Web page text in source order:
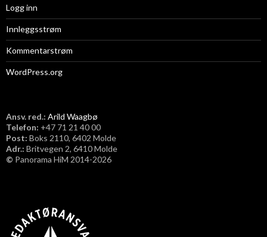
Logg inn
Innleggsstrøm
Kommentarstrøm
WordPress.org
Ansv. red.: Arild Waagbø
Telefon: ​+47 71 21 40 00
Post: Boks 2110, 6402 Molde
Adr.: Britvegen 2, 6410 Molde
© Panorama HiM 2014-2026